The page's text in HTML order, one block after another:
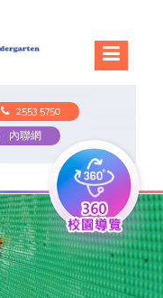
2553 5750
內聯網